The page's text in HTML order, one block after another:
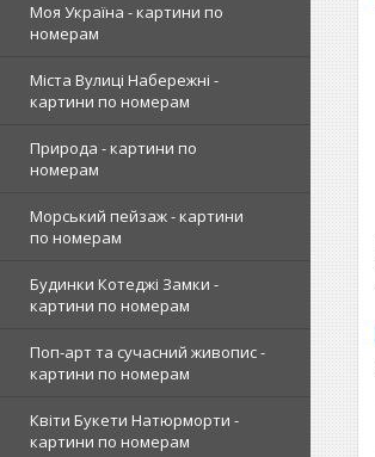
Моя Україна - картини по
номерам
Міста Вулиці Набережні -
картини по номерам
Природа - картини по
номерам
Морський пейзаж - картини
по номерам
Будинки Котеджі Замки -
картини по номерам
Поп-арт та сучасний живопис -
картини по номерам
Квіти Букети Натюрморти -
картини по номерам